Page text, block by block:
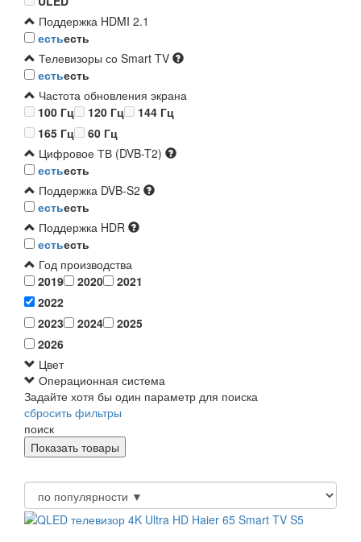
Поддержка HDMI 2.1
естьесть
Телевизоры со Smart TV
естьесть
Частота обновления экрана
100 Гц
120 Гц
144 Гц
165 Гц
60 Гц
Цифровое ТВ (DVB-T2)
естьесть
Поддержка DVB-S2
естьесть
Поддержка HDR
естьесть
Год производства
2019
2020
2021
2022
2023
2024
2025
2026
Цвет
Операционная система
Задайте хотя бы один параметр для поиска
сбросить фильтры
поиск